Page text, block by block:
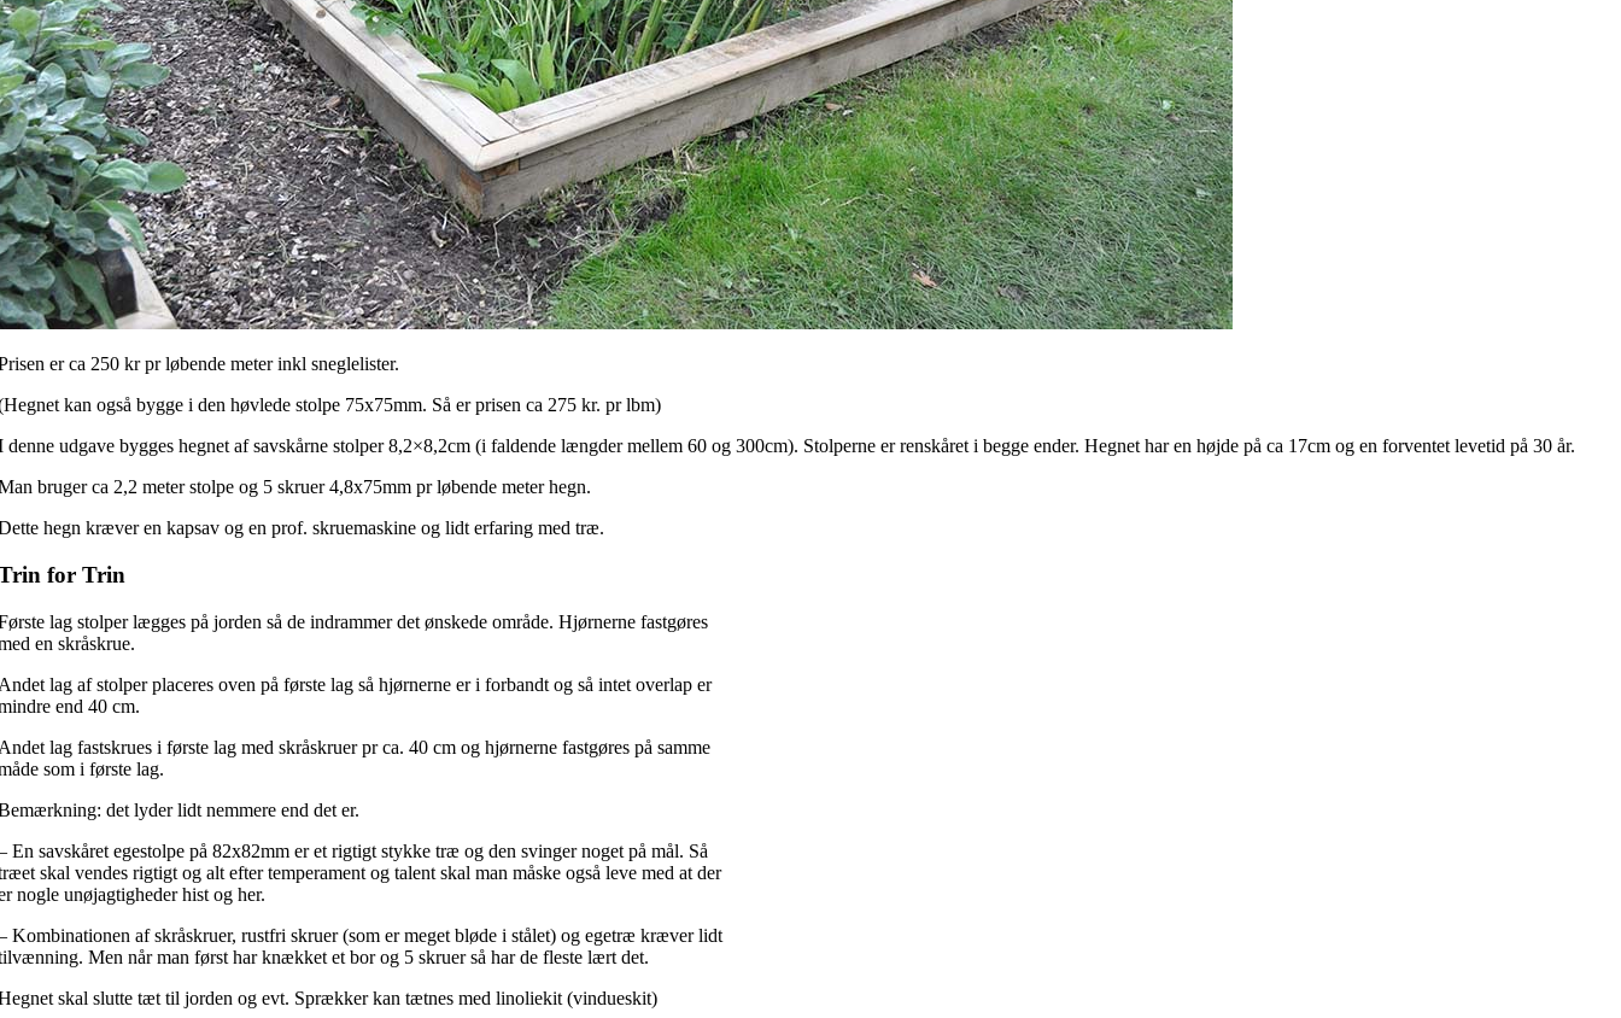
er ca 250 kr pr løbende meter inkl sneglelister.
kan også bygge i den høvlede stolpe 75x75mm. Så er prisen ca 275 kr. pr lbm)
denne udgave bygges hegnet af savskårne stolper 8,2×8,2cm (i faldende længder mellem 60 og 300cm). Stolperne er renskåret i begge ender. Hegnet har en højde på ca 17cm og en forventet levetid på 30 år.
bruger ca 2,2 meter stolpe og 5 skruer 4,8x75mm pr løbende meter hegn.
hegn kræver en kapsav og en prof. skruemaskine og lidt erfaring med træ.
for Trin
lag stolper lægges på jorden så de indrammer det ønskede område. Hjørnerne fastgøres
en skråskrue.
lag af stolper placeres oven på første lag så hjørnerne er i forbandt og så intet overlap er
end 40 cm.
lag fastskrues i første lag med skråskruer pr ca. 40 cm og hjørnerne fastgøres på samme
som i første lag.
det lyder lidt nemmere end det er.
En savskåret egestolpe på 82x82mm er et rigtigt stykke træ og den svinger noget på mål. Så
skal vendes rigtigt og alt efter temperament og talent skal man måske også leve med at der
nogle unøjagtigheder hist og her.
Kombinationen af skråskruer, rustfri skruer (som er meget bløde i stålet) og egetræ kræver lidt
Men når man først har knækket et bor og 5 skruer så har de fleste lært det.
skal slutte tæt til jorden og evt. Sprækker kan tætnes med linoliekit (vindueskit)